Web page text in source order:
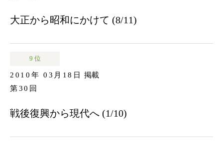
大正から昭和にかけて (8/11)
9 位
2010年 03月18日
掲載
第30回
戦後復興から現代へ (1/10)